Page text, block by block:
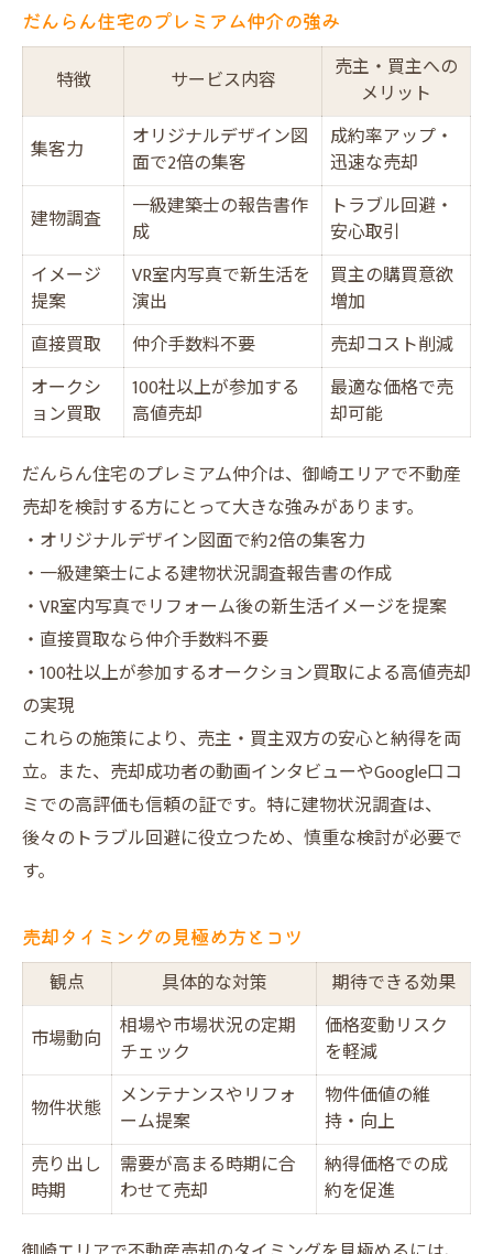
だんらん住宅のプレミアム仲介の強み
特徴 サービス内容
売主・買主への
メリット
集客力
オリジナルデザイン図
面で2倍の集客
成約率アップ・
迅速な売却
建物調査
一級建築士の報告書作
成
トラブル回避・
安心取引
イメージ
提案
VR室内写真で新生活を
演出
買主の購買意欲
増加
直接買取
仲介手数料不要
売却コスト削減
オークシ
ョン買取
100社以上が参加する
高値売却
最適な価格で売
却可能
だんらん住宅のプレミアム仲介は、御崎エリアで不動産
売却を検討する方にとって大きな強みがあります。
・オリジナルデザイン図面で約2倍の集客力
・一級建築士による建物状況調査報告書の作成
・VR室内写真でリフォーム後の新生活イメージを提案
・直接買取なら仲介手数料不要
・100社以上が参加するオークション買取による高値売却
の実現
これらの施策により、売主・買主双方の安心と納得を両
立。また、売却成功者の動画インタビューやGoogle口コ
ミでの高評価も信頼の証です。特に建物状況調査は、
後々のトラブル回避に役立つため、慎重な検討が必要で
す。
売却タイミングの見極め方とコツ
観点 具体的な対策
期待できる効果
市場動向
相場や市場状況の定期
チェック
価格変動リスク
を軽減
物件状態
メンテナンスやリフォ
ーム提案
物件価値の維
持・向上
売り出し
時期
需要が高まる時期に合
わせて売却
納得価格での成
約を促進